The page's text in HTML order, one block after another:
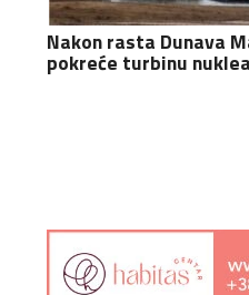
Nakon rasta Dunava
pokreće turbinu